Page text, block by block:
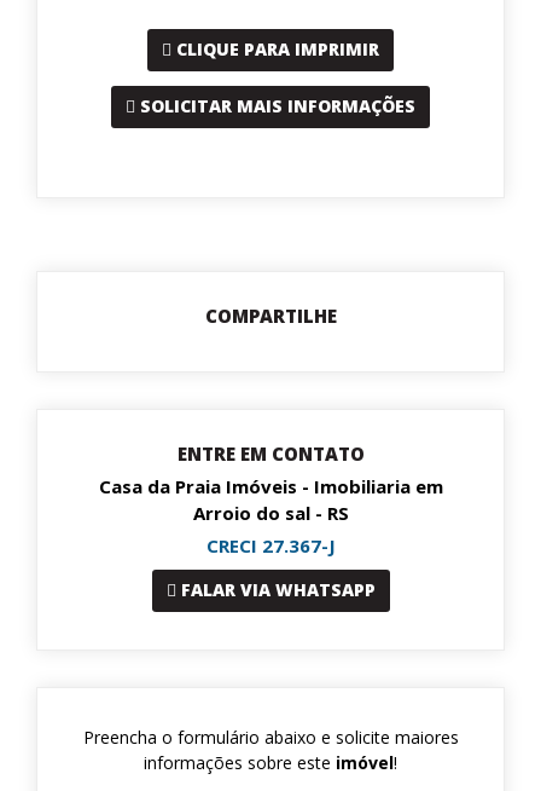
CLIQUE PARA IMPRIMIR
SOLICITAR MAIS INFORMAÇÕES
COMPARTILHE
ENTRE EM CONTATO
Casa da Praia Imóveis - Imobiliaria em
Arroio do sal - RS
CRECI 27.367-J
FALAR VIA WHATSAPP
Preencha o formulário abaixo e solicite maiores
informações sobre este imóvel!